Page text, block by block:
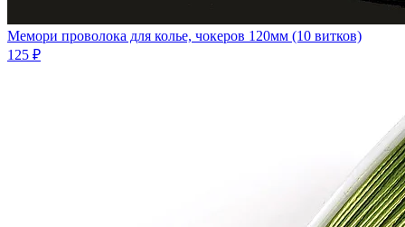
Мемори проволока для колье, чокеров 120мм (10 витков)
125 ₽